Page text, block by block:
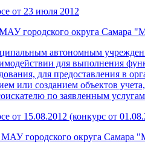
от 23 июля 2012
городского округа Самара
автономным
для выполнения
для предоставления в
или созданием объектов
по заявленным
от 15.08.2012 (конкурс от
МАУ городского округа